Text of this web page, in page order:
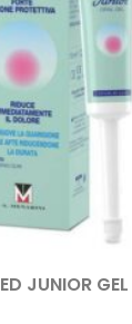
JUNIOR